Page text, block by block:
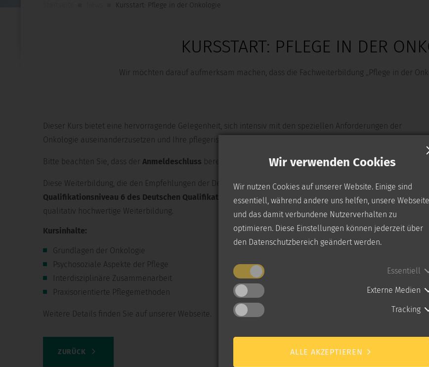
Kursstart: Pflege in der Onkologie
KURSSTART: PFLEGE IN DER
Wir möchten darauf aufmerksam machen, dass die Fachweiterbildung „Pflege in der
Dieser Kurs bietet eine hervorragende Gelegenheit, sich intensiv mit den speziellen Anforderungen der
Onkologie auseinanderzusetzen und Ihre pflegerischen Fähigkeiten zu erweitern.
Bitte beachten Sie, dass der Anmeldeschluss bereits am 15. Januar 2025liegt.
Diese Weiterbildung, die den Empfehlungen der Deutschen Krankenhausgesellschaft folgt und sich an dem
Qualifikationsniveau 6 des Deutschen Qualifikationsrahmens (DQR)orientiert, garantiert Ihnen eine
qualitativ hochwertige Weiterbildung.
Kursinhalte:
Grundlagen der Onkologie
Psychosoziale Aspekte der Pflege
Interdisziplinäre Zusammenarbeit
Praxisorientierte Pflegemethoden
Weitere Details finden Sie auf unserer Webseite.
ZURÜCK
Wir verwenden Cookies
Wir nutzen Cookies auf unserer Website. Einige sind
essentiell, während andere uns helfen, unsere Webseite
und das damit verbundene Nutzerverhalten zu
optimieren. Diese Einstellungen können jederzeit über
den Datenschutzbereich geändert werden.
Essentiell
Externe Medien
Tracking
ALLE AKZEPTIEREN